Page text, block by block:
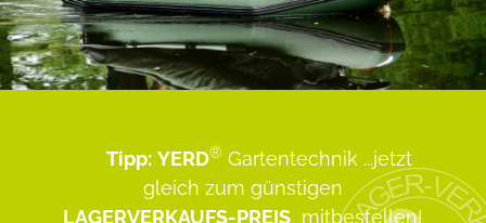
Tipp: YERD® Gartentechnik ...jetzt
gleich zum günstigen
LAGERVERKAUFS-PREIS mitbestellen!